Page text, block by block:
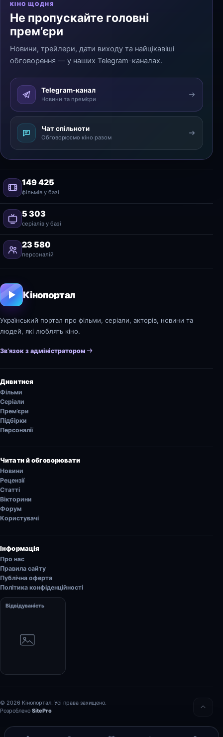
КІНО ЩОДНЯ
Не пропускайте головні
прем’єри
Новини, трейлери, дати виходу та найцікавіші
обговорення — у наших Telegram-каналах.
Telegram-канал
Новини та прем’єри
Чат спільноти
Обговорюємо кіно разом
149 425
фільмів у базі
5 303
серіалів у базі
23 580
персоналій
Кінопортал
Український портал про фільми, серіали, акторів, новини та
людей, які люблять кіно.
Зв’язок з адміністратором
Дивитися
Фільми
Серіали
Прем’єри
Підбірки
Персоналії
Читати й обговорювати
Новини
Рецензії
Статті
Вікторини
Форум
Користувачі
Інформація
Про нас
Правила сайту
Публічна оферта
Політика конфіденційності
Відвідуваність
© 2026 Кінопортал. Усі права захищено.
Розроблено SitePro